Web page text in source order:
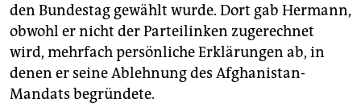
den Bundestag gewählt wurde. Dort gab Hermann,
obwohl er nicht der Parteilinken zugerechnet
wird, mehrfach persönliche Erklärungen ab, in
denen er seine Ablehnung des Afghanistan-
Mandats begründete.